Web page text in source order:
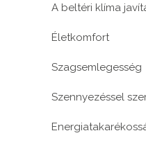
A beltéri klíma
Életkomfort
Szagsemlegesség
Szennyezéssel